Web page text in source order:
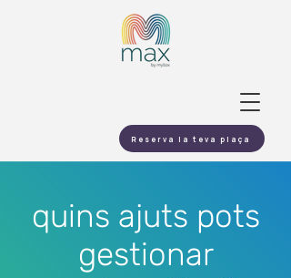
Reserva la teva plaça
quins ajuts pots
gestionar